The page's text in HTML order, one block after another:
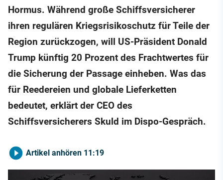
Hormus. Während große Schiffsversicherer
ihren regulären Kriegsrisikoschutz für Teile der
Region zurückzogen, will US-Präsident Donald
Trump künftig 20 Prozent des Frachtwertes für
die Sicherung der Passage einheben. Was das
für Reedereien und globale Lieferketten
bedeutet, erklärt der CEO des
Schiffsversicherers Skuld im Dispo-Gespräch.
Artikel anhören 11:19